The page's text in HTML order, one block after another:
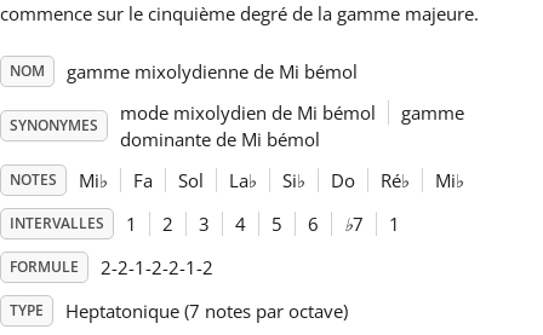
English
Français
हिन्दी
commence sur le cinquième degré de la gamme majeure.
NOM gamme mixolydienne de Mi bémol
SYNONYMES
mode mixolydien de Mi bémol
gamme
dominante de Mi bémol
NOTES Mi♭ Fa Sol La♭ Si♭ Do Ré♭ Mi♭
INTERVALLES 1 2 3 4 5 6 ♭7 1
FORMULE 2-2-1-2-2-1-2
TYPE Heptatonique (7 notes par octave)